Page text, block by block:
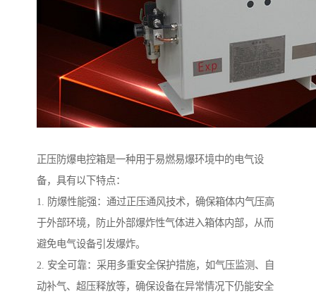
正压防爆电控箱是一种用于易燃易爆环境中的电气设
备，具有以下特点：
1. 防爆性能强：通过正压通风技术，确保箱体内气压高
于外部环境，防止外部爆炸性气体进入箱体内部，从而
避免电气设备引发爆炸。
2. 安全可靠：采用多重安全保护措施，如气压监测、自
动补气、超压释放等，确保设备在异常情况下仍能安全